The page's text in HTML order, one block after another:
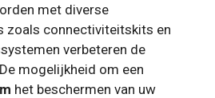
met diverse
zoals connectiviteitskits en
verbeteren de
mogelijkheid om een
het beschermen van uw